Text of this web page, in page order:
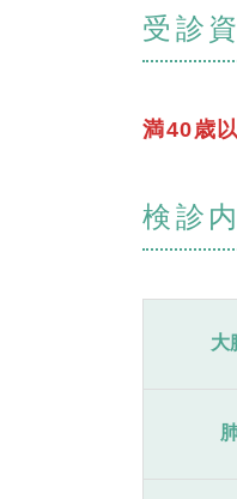
受診
満40歳
検診
大